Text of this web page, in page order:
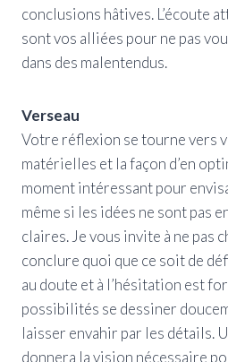
conclusions hâtives. L’écoute
sont vos alliées pour ne pas
dans des malentendus.
Verseau
Votre réflexion se tourne vers
matérielles et la façon d’en
moment intéressant pour
même si les idées ne sont pas
claires. Je vous invite à ne pas
conclure quoi que ce soit de
au doute et à l’hésitation est
possibilités se dessiner
laisser envahir par les détails.
donnera la vision nécessaire